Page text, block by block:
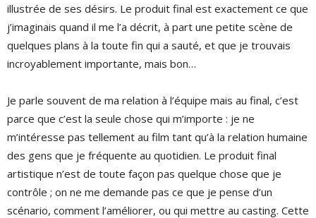
illustrée de ses désirs. Le produit final est exactement ce que
j’imaginais quand il me l’a décrit, à part une petite scène de
quelques plans à la toute fin qui a sauté, et que je trouvais
incroyablement importante, mais bon…
Je parle souvent de ma relation à l’équipe mais au final, c’est
parce que c’est la seule chose qui m’importe : je ne
m’intéresse pas tellement au film tant qu’à la relation humaine
des gens que je fréquente au quotidien. Le produit final
artistique n’est de toute façon pas quelque chose que je
contrôle ; on ne me demande pas ce que je pense d’un
scénario, comment l’améliorer, ou qui mettre au casting. Cette